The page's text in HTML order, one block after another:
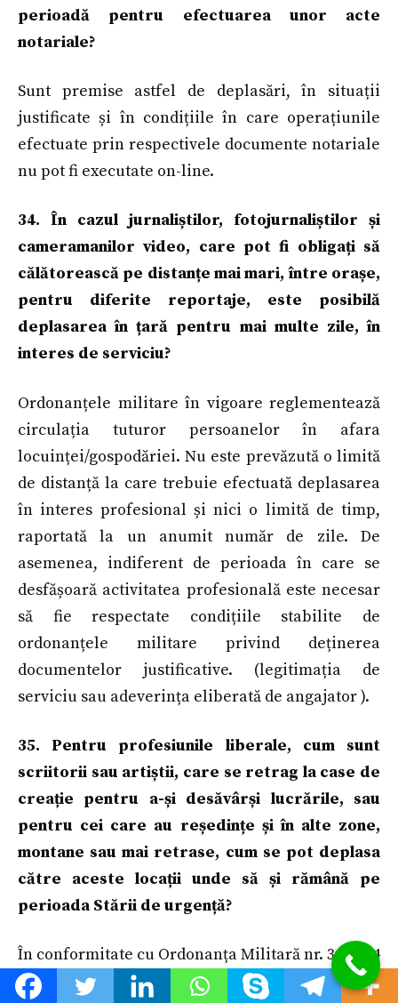
perioadă pentru efectuarea unor acte
notariale?
Sunt premise astfel de deplasări, în situații
justificate și în condițiile în care operațiunile
efectuate prin respectivele documente notariale
nu pot fi executate on-line.
34. În cazul jurnaliștilor, fotojurnaliștilor și
cameramanilor video, care pot fi obligați să
călătorească pe distanțe mai mari, între orașe,
pentru diferite reportaje, este posibilă
deplasarea în țară pentru mai multe zile, în
interes de serviciu?
Ordonanțele militare în vigoare reglementează
circulația tuturor persoanelor în afara
locuinței/gospodăriei. Nu este prevăzută o limită
de distanță la care trebuie efectuată deplasarea
în interes profesional și nici o limită de timp,
raportată la un anumit număr de zile. De
asemenea, indiferent de perioada în care se
desfășoară activitatea profesională este necesar
să fie respectate condițiile stabilite de
ordonanțele militare privind deținerea
documentelor justificative. (legitimația de
serviciu sau adeverința eliberată de angajator ).
35. Pentru profesiunile liberale, cum sunt
scriitorii sau artiștii, care se retrag la case de
creație pentru a-și desăvârși lucrările, sau
pentru cei care au reședințe și în alte zone,
montane sau mai retrase, cum se pot deplasa
către aceste locații unde să și rămână pe
perioada Stării de urgență?
În conformitate cu Ordonanța Militară nr. 3, art. 4
„persoanele fizice autorizate, titularii